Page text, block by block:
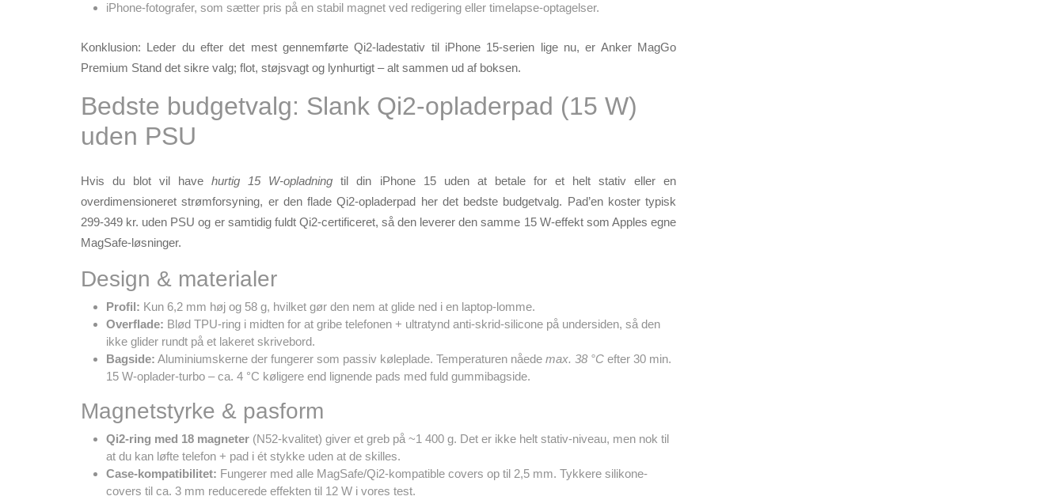
iPhone-fotografer, som sætter pris på en stabil magnet ved redigering eller timelapse-optagelser.
Konklusion: Leder du efter det mest gennemførte Qi2-ladestativ til iPhone 15-serien lige nu, er Anker MagGo
Premium Stand det sikre valg; flot, støjsvagt og lynhurtigt – alt sammen ud af boksen.
Bedste budgetvalg: Slank Qi2‑opladerpad (15 W)
uden PSU
Hvis du blot vil havehurtig 15 W-opladning til din iPhone 15 uden at betale for et helt stativ eller en
overdimensioneret strømforsyning, er den flade Qi2-opladerpad her det bedste budgetvalg. Pad’en koster typisk
299-349 kr. uden PSU og er samtidig fuldt Qi2-certificeret, så den leverer den samme 15 W-effekt som Apples egne
MagSafe-løsninger.
Design & materialer
Profil: Kun 6,2 mm høj og 58 g, hvilket gør den nem at glide ned i en laptop-lomme.
Overflade: Blød TPU-ring i midten for at gribe telefonen + ultratynd anti-skrid-silicone på undersiden, så den
ikke glider rundt på et lakeret skrivebord.
Bagside: Aluminiumskerne der fungerer som passiv køleplade. Temperaturen nåede max. 38 °C efter 30 min.
15 W-oplader-turbo – ca. 4 °C køligere end lignende pads med fuld gummibagside.
Magnetstyrke & pasform
Qi2-ring med 18 magneter (N52-kvalitet) giver et greb på ~1 400 g. Det er ikke helt stativ-niveau, men nok til
at du kan løfte telefon + pad i ét stykke uden at de skilles.
Case-kompatibilitet: Fungerer med alle MagSafe/Qi2-kompatible covers op til 2,5 mm. Tykkere silikone-
covers til ca. 3 mm reducerede effekten til 12 W i vores test.